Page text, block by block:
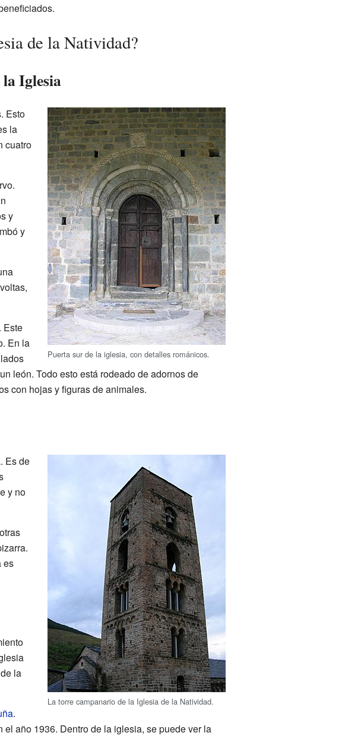
de la Natividad?
Iglesia
Puerta sur de la iglesia, con detalles románicos.
Esto
la
cuatro
y
y
Este
En la
león. Todo esto está rodeado de adornos de
con hojas y figuras de animales.
La torre campanario de la Iglesia de la Natividad.
Es de
y no
es
la
.
año 1936. Dentro de la iglesia, se puede ver la